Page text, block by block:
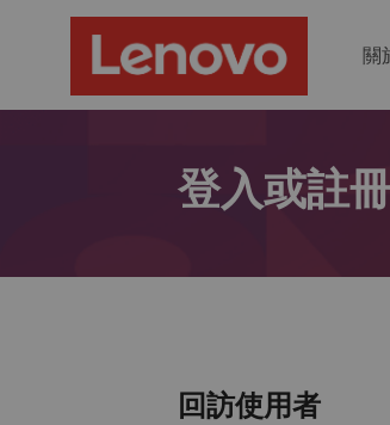
關
登入或註
回訪使用者